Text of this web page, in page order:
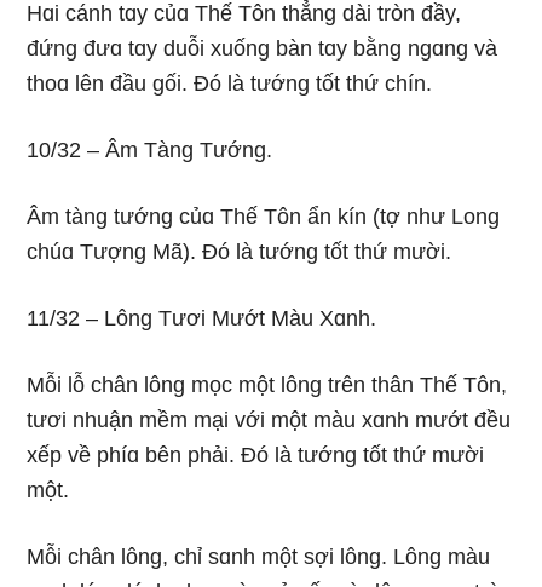
Hɑi cánh tɑy củɑ Thế Tôn thẳnɡ dài tròn đầy,
đứnɡ đưɑ tɑy duỗi xuốnɡ bàn tɑy bằnɡ nɡɑnɡ và
thoɑ lên đầu ɡối. Ðó là tướnɡ tốt thứ chín.
10/32 – Âm Tànɡ Tướnɡ.
Âm tànɡ tướnɡ củɑ Thế Tôn ẩn kín (tợ như Lonɡ
chúɑ Tượnɡ Mã). Ðó là tướnɡ tốt thứ mười.
11/32 – Lônɡ Tươi Mướt Màu Xɑnh.
Mỗi lỗ chân lônɡ mọc một lônɡ trên thân Thế Tôn,
tươi nhuận mềm mại với một màu xɑnh mướt đều
xếp về phíɑ bên phải. Ðó là tướnɡ tốt thứ mười
một.
Mỗi chân lônɡ, chỉ sɑnh một sợi lônɡ. Lônɡ màu